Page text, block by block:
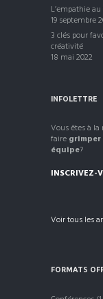
L’empathie
19 septembre
3 clés pour
créativité
18 mai 2022
INFOLETTRE
Vous êtes à la
faire
équipe?
INSCRIVEZ-
Voir tous les
FORMATS